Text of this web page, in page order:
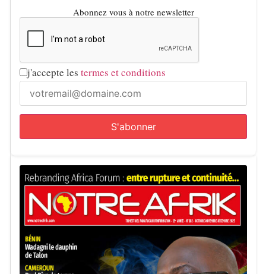
Abonnez vous à notre newsletter
j'accepte les termes et conditions